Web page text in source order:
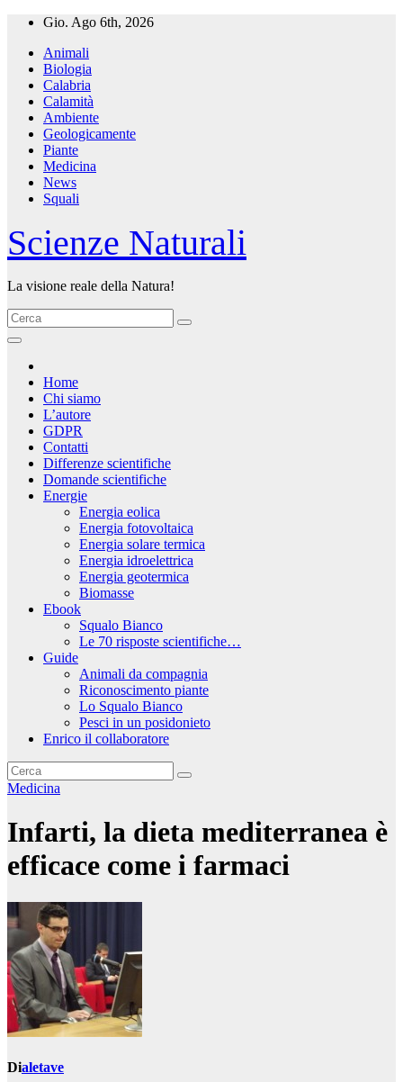
Salta
contenuto
Gio. Ago 6th, 2026
Animali
Biologia
Calabria
Calamità
Ambiente
Geologicamente
Piante
Medicina
News
Squali
Scienze Naturali
La visione reale della Natura!
Home
Chi siamo
L’autore
GDPR
Contatti
Differenze scientifiche
Domande scientifiche
Energie
Energia eolica
Energia fotovoltaica
Energia solare termica
Energia idroelettrica
Energia geotermica
Biomasse
Ebook
Squalo Bianco
Le 70 risposte scientifiche…
Guide
Animali da compagnia
Riconoscimento piante
Lo Squalo Bianco
Pesci in un posidonieto
Enrico il collaboratore
Medicina
Infarti, la dieta mediterranea è
efficace come i farmaci
Dialetave